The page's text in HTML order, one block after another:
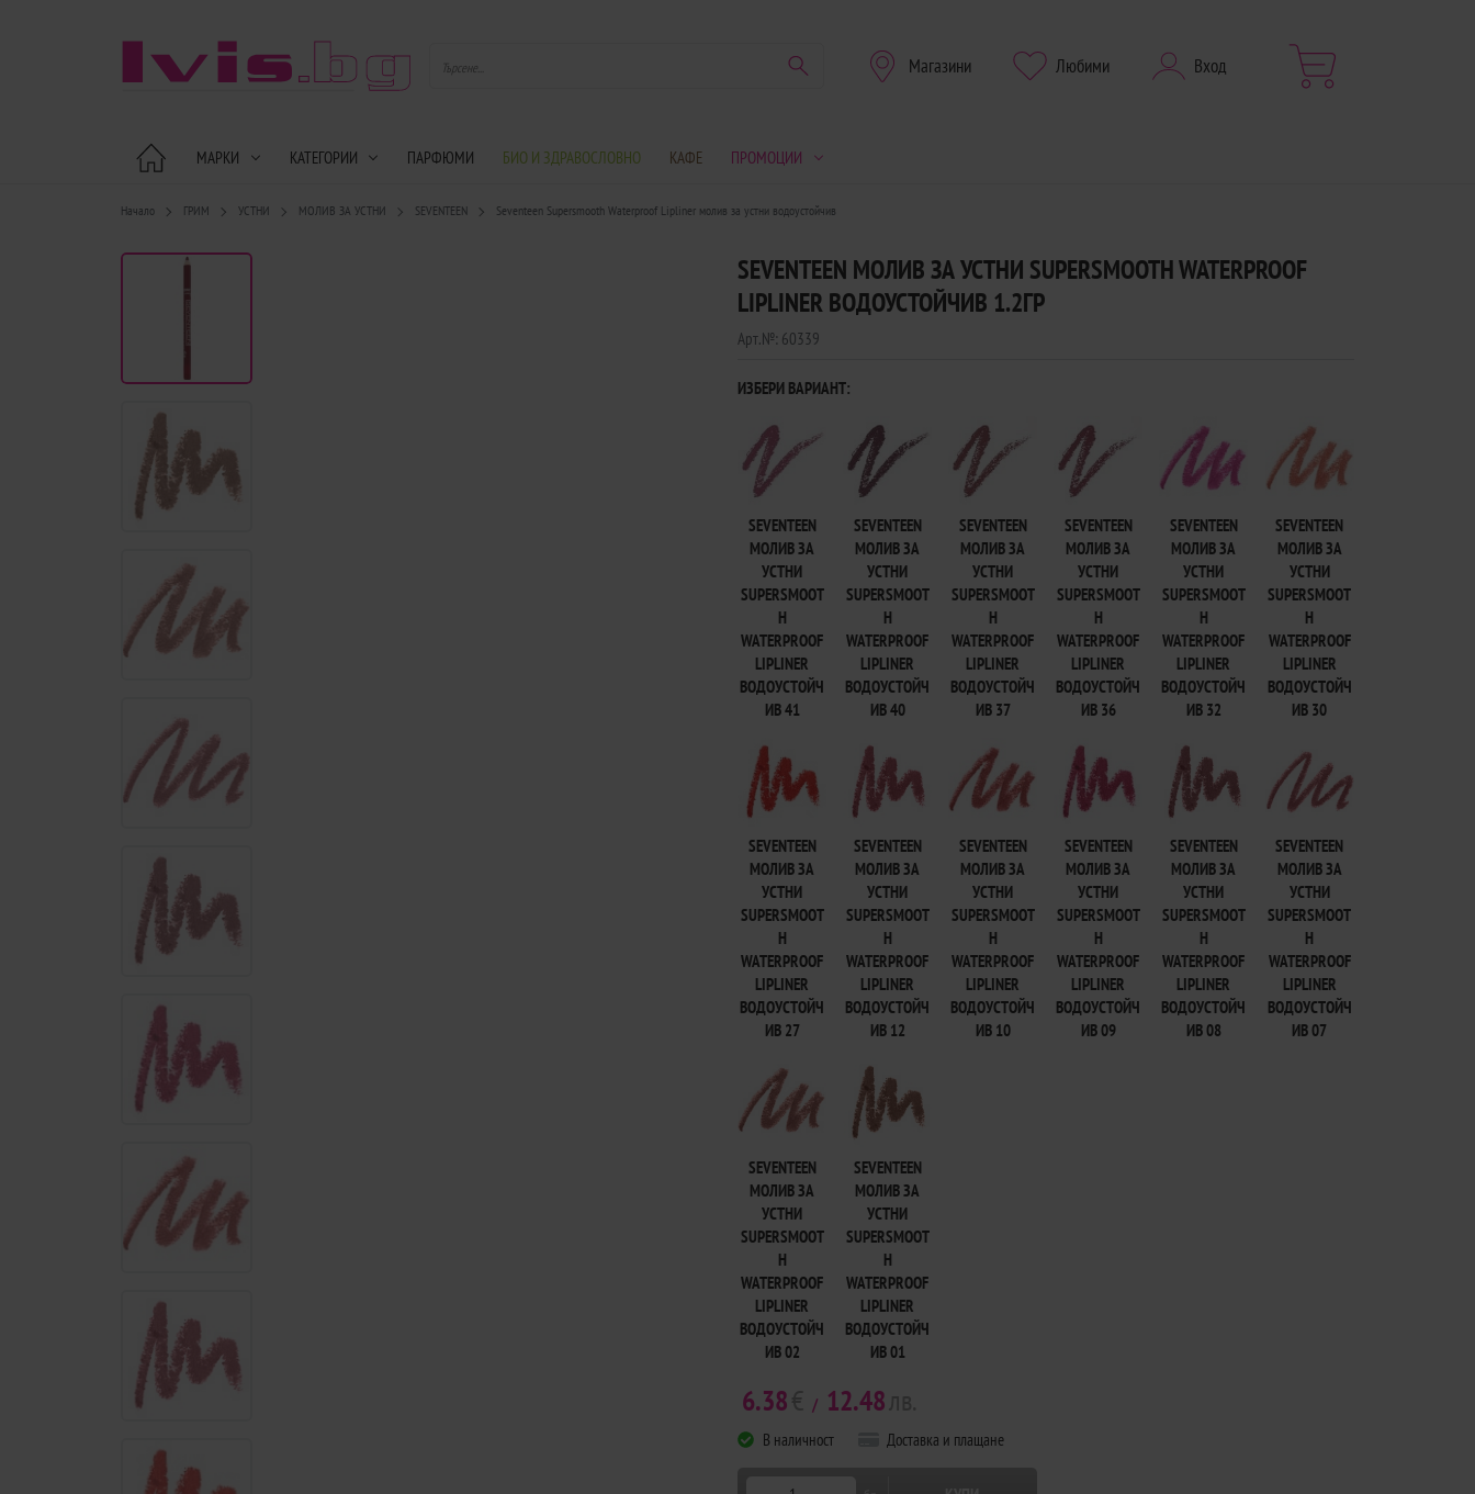
Магазини Любими Вход
КАТЕГОРИИ ПАРФЮМИ БИО И ЗДРАВОСЛОВНО КАФЕ ПРОМОЦИИ
МАРКИ
Начало ГРИМ УСТНИ МОЛИВ ЗА УСТНИ SEVENTEEN Seventeen Supersmooth Waterproof Lipliner молив за устни водоустойчив
SEVENTEEN МОЛИВ ЗА УСТНИ SUPERSMOOTH WATERPROOF
LIPLINER ВОДОУСТОЙЧИВ 1.2ГР
Арт.№: 60339
ИЗБЕРИ ВАРИАНТ:
SEVENTEEN
МОЛИВ ЗА
УСТНИ
SUPERSMOOT
H
WATERPROOF
LIPLINER
ВОДОУСТОЙЧ
ИВ 41
SEVENTEEN
МОЛИВ ЗА
УСТНИ
SUPERSMOOT
H
WATERPROOF
LIPLINER
ВОДОУСТОЙЧ
ИВ 40
SEVENTEEN
МОЛИВ ЗА
УСТНИ
SUPERSMOOT
H
WATERPROOF
LIPLINER
ВОДОУСТОЙЧ
ИВ 37
SEVENTEEN
МОЛИВ ЗА
УСТНИ
SUPERSMOOT
H
WATERPROOF
LIPLINER
ВОДОУСТОЙЧ
ИВ 36
SEVENTEEN
МОЛИВ ЗА
УСТНИ
SUPERSMOOT
H
WATERPROOF
LIPLINER
ВОДОУСТОЙЧ
ИВ 32
SEVENTEEN
МОЛИВ ЗА
УСТНИ
SUPERSMOOT
H
WATERPROOF
LIPLINER
ВОДОУСТОЙЧ
ИВ 30
SEVENTEEN
МОЛИВ ЗА
УСТНИ
SUPERSMOOT
H
WATERPROOF
LIPLINER
ВОДОУСТОЙЧ
ИВ 27
SEVENTEEN
МОЛИВ ЗА
УСТНИ
SUPERSMOOT
H
WATERPROOF
LIPLINER
ВОДОУСТОЙЧ
ИВ 12
SEVENTEEN
МОЛИВ ЗА
УСТНИ
SUPERSMOOT
H
WATERPROOF
LIPLINER
ВОДОУСТОЙЧ
ИВ 10
SEVENTEEN
МОЛИВ ЗА
УСТНИ
SUPERSMOOT
H
WATERPROOF
LIPLINER
ВОДОУСТОЙЧ
ИВ 09
SEVENTEEN
МОЛИВ ЗА
УСТНИ
SUPERSMOOT
H
WATERPROOF
LIPLINER
ВОДОУСТОЙЧ
ИВ 08
SEVENTEEN
МОЛИВ ЗА
УСТНИ
SUPERSMOOT
H
WATERPROOF
LIPLINER
ВОДОУСТОЙЧ
ИВ 07
SEVENTEEN
МОЛИВ ЗА
УСТНИ
SUPERSMOOT
H
WATERPROOF
LIPLINER
ВОДОУСТОЙЧ
ИВ 02
SEVENTEEN
МОЛИВ ЗА
УСТНИ
SUPERSMOOT
H
WATERPROOF
LIPLINER
ВОДОУСТОЙЧ
ИВ 01
6.38 / 12.48
В наличност Доставка и плащане